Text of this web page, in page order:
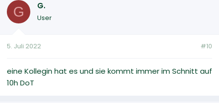
G G.
User
5. Juli 2022 #10
eine Kollegin hat es und sie kommt immer im Schnitt auf
10h DoT